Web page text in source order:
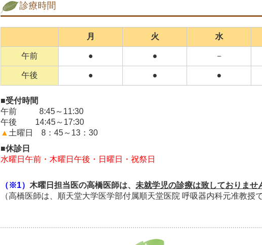
診療時間
月 火 水
午前 ● ● －
午後
● ● ●
■受付時間
午前 8:45～11:30
午後 14:45～17:30
▲ 土曜日 8：45～13：30
■休診日
水曜日午前・木曜日午後・日曜日・祝祭日
（※1） 木曜日担当医の高橋医師は、 未就学児の診療は致しておりませ
（高橋医師は、順天堂大学医学部付属順天堂医院 呼吸器内科元准教授